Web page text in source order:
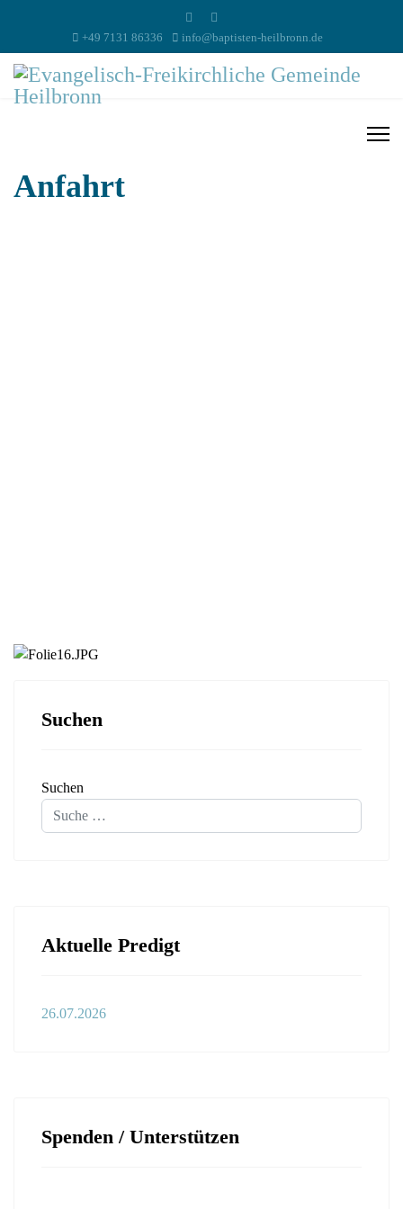
+49 7131 86336 info@baptisten-heilbronn.de
Anfahrt
Suchen
Suchen
Aktuelle Predigt
26.07.2026
Spenden / Unterstützen